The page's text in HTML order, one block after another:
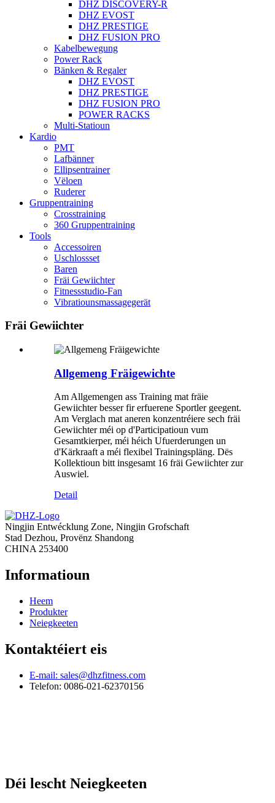
DHZ DISCOVERY-R
DHZ EVOST
DHZ PRESTIGE
DHZ FUSION PRO
Kabelbewegung
Power Rack
Bänken & Regaler
DHZ EVOST
DHZ PRESTIGE
DHZ FUSION PRO
POWER RACKS
Multi-Statioun
Kardio
PMT
Lafbänner
Ellipsentrainer
Vëloen
Ruderer
Gruppentraining
Crosstraining
360 Gruppentraining
Tools
Accessoiren
Uschlossset
Baren
Fräi Gewiichter
Fitnessstudio-Fan
Vibratiounsmassagegerät
Fräi Gewiichter
Allgemeng Fräigewichte
Am Allgemengen ass Training mat fräie
Gewiichter besser fir erfuerene Sportler geegent.
Am Verglach mat aneren konzentréiere sech fräi
Gewiichter méi op d'Participatioun vum
Gesamtkierper, méi héich Ufuerderungen un
d'Kärkraaft a méi flexibel Trainingspläng. Dës
Kollektioun bitt insgesamt 16 fräi Gewiichter zur
Auswiel.
Detail
Ningjin Entwécklung Zone, Ningjin Grofschaft
Stad Dezhou, Provënz Shandong
CHINA 253400
Informatioun
Heem
Produkter
Neiegkeeten
Kontaktéiert eis
E-mail: sales@dhzfitness.com
Telefon: 0086-021-62370156
Déi lescht Neiegkeeten